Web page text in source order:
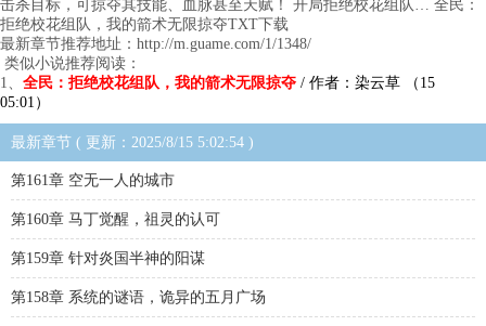
击杀目标，可掠夺其技能、血脉甚至天赋！ 开局拒绝校花组队… 全民：
拒绝校花组队，我的箭术无限掠夺TXT下载
最新章节推荐地址：http://m.guame.com/1/1348/
类似小说推荐阅读：
1、 全民：拒绝校花组队，我的箭术无限掠夺 / 作者：染云草 （15
05:01）
最新章节 ( 更新：2025/8/15 5:02:54 )
第161章 空无一人的城市
第160章 马丁觉醒，祖灵的认可
第159章 针对炎国半神的阳谋
第158章 系统的谜语，诡异的五月广场